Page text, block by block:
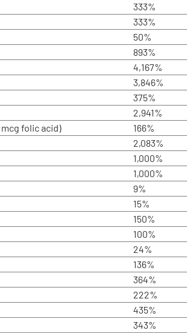
333%
333%
50%
893%
4,167%
3,846%
375%
2,941%
mcg folic acid)
166%
2,083%
1,000%
1,000%
9%
15%
150%
100%
24%
136%
364%
222%
435%
343%